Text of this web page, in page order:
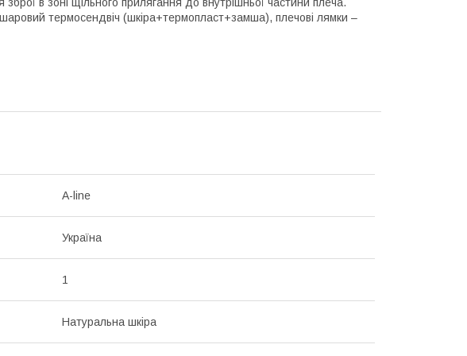
в зоні щільного прилягання до внутрішньої частини плеча.
термосендвіч (шкіра+термопласт+замша), плечові лямки –
A-line
Україна
1
Натуральна шкіра